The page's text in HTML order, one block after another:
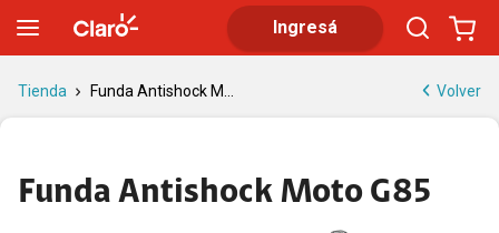
Ingresá
Tienda Funda Antishock M... Volver
Funda Antishock Moto G85
Funda Antishock Moto G85 | Tienda Claro